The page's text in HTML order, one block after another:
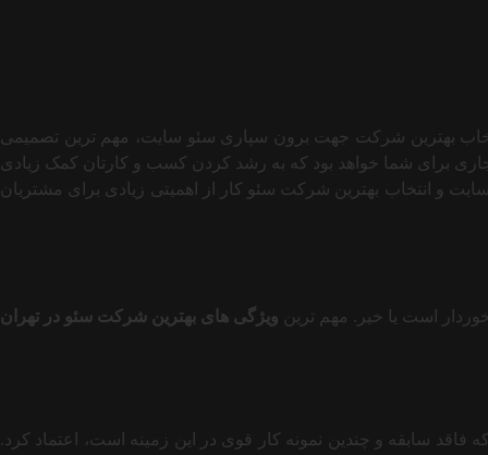
بهترین شرکت جهت برون سپاری سئو سایت، مهم ترین تصمیمی
برای شما خواهد بود که به رشد کردن کسب و کارتان کمک زیادی
و انتخاب بهترین شرکت سئو کار از اهمیتی زیادی برای مشتریان
است یا خیر. مهم ترین ویژگی های بهترین شرکت سئو در تهران
سابقه و چندین نمونه کار قوی در این زمینه است، اعتماد کرد.